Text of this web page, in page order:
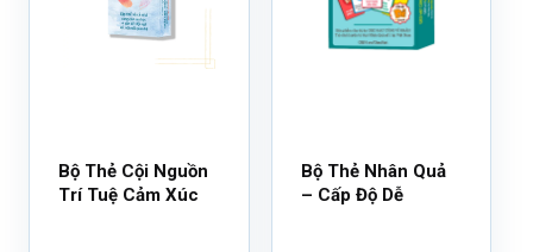
Bộ Thẻ Cội Nguồn
Trí Tuệ Cảm Xúc
Bộ Thẻ Nhân Quả
– Cấp Độ Dễ